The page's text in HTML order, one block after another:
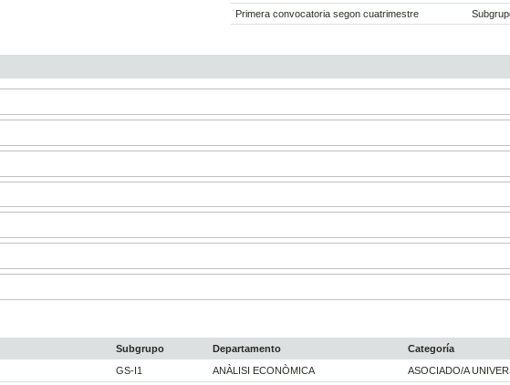
Primera convocatoria segon cuatrimestre
Subgrupo Departamento
Categoría
GS-I1 ANÀLISI ECONÒMICA ASOCIADO/A